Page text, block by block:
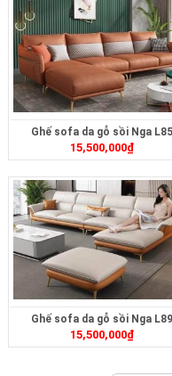
Ghế sofa da gỗ sồi Nga L85
15,500,000₫
Ghế sofa da gỗ sồi Nga L89
15,500,000₫